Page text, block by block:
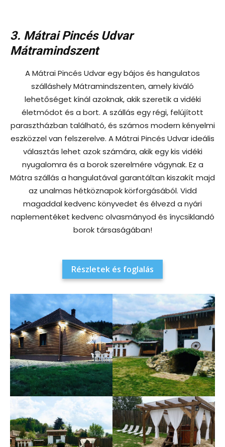
3. Mátrai Pincés Udvar
Mátramindszent
A Mátrai Pincés Udvar egy bájos és hangulatos
szálláshely Mátramindszenten, amely kiváló
lehetőséget kínál azoknak, akik szeretik a vidéki
életmódot és a bort. A szállás egy régi, felújított
parasztházban található, és számos modern kényelmi
eszközzel van felszerelve. A Mátrai Pincés Udvar ideális
választás lehet azok számára, akik egy kis vidéki
nyugalomra és a borok szerelmére vágynak. Ez a
Mátra szállás a hangulatával garantáltan kiszakít majd
az unalmas hétköznapok körforgásából. Vidd
magaddal kedvenc könyvedet és élvezd a nyári
naplementéket kedvenc olvasmányod és ínycsiklandó
borok társaságában!
Részletek és foglalás